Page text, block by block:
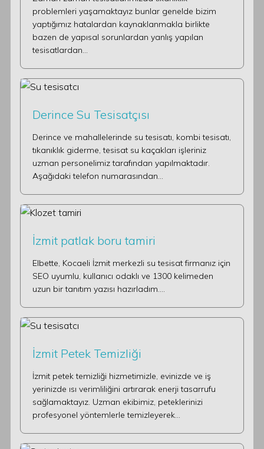
problemleri yaşamaktayız bunlar genelde bizim
yaptığımız hatalardan kaynaklanmakla birlikte
bazen de yapısal sorunlardan yanlış yapılan
tesisatlardan…
Derince Su Tesisatçısı
Derince ve mahallelerinde su tesisatı, kombi tesisatı,
tıkanıklık giderme, tesisat su kaçakları işleriniz
uzman personelimiz tarafından yapılmaktadır.
Aşağıdaki telefon numarasından…
İzmit patlak boru tamiri
Elbette, Kocaeli İzmit merkezli su tesisat firmanız için
SEO uyumlu, kullanıcı odaklı ve 1300 kelimeden
uzun bir tanıtım yazısı hazırladım.…
İzmit Petek Temizliği
İzmit petek temizliği hizmetimizle, evinizde ve iş
yerinizde ısı verimliliğini artırarak enerji tasarrufu
sağlamaktayız. Uzman ekibimiz, peteklerinizi
profesyonel yöntemlerle temizleyerek…